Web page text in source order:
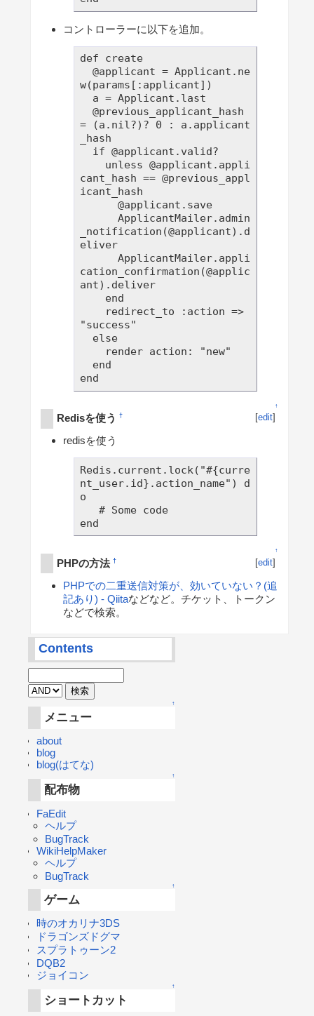
コントローラーに以下を追加。
def create
w(params[:applicant])
= (a.nil?)? 0 : a.applicant
_hash
cant_hash == @previous_appl
icant_hash
_notification(@applicant).d
eliver
cation_confirmation(@applic
ant).deliver
"success"
↑
Redisを使う † [edit]
redisを使う
Redis.current.lock("#{curre
nt_user.id}.action_name") d
o
↑
PHPの方法 † [edit]
PHPでの二重送信対策が、効いていない？(追
記あり) - Qiitaなどなど。チケット、トークン
などで検索。
Contents
↑
メニュー
about
blog
blog(はてな)
↑
配布物
FaEdit
ヘルプ
BugTrack
WikiHelpMaker
ヘルプ
BugTrack
↑
ゲーム
時のオカリナ3DS
ドラゴンズドグマ
スプラトゥーン2
DQB2
ジョイコン
↑
ショートカット